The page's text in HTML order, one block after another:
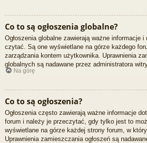
Co to są ogłoszenia globalne?
Ogłoszenia globalne zawierają ważne informacje
czytać. Są one wyświetlane na górze każdego
zarządzania kontem użytkownika. Uprawnienia
globalnych są nadawane przez administratora
Na górę
Co to są ogłoszenia?
Ogłoszenia często zawierają ważne informacje
forum i należy je przeczytać, gdy tylko jest to
wyświetlane na górze każdej strony forum, w
Uprawnienia zamieszczania ogłoszeń są